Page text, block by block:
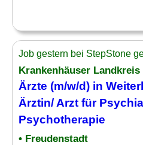
Job gestern bei StepStone
Krankenhäuser
Ärzte (m/w/d) in
Ärztin/ Arzt für
Psychotherapie
• Freudenstadt